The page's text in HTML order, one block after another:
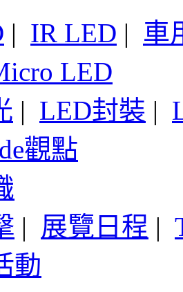
| IR LED | 車
LED
| LED封裝 |
觀點
| 展覽日程 |
動